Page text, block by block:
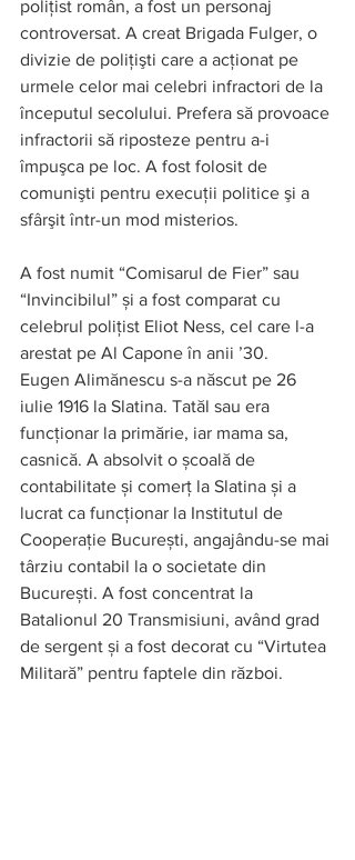
poliţist român, a fost un personaj
controversat. A creat Brigada Fulger, o
divizie de poliţişti care a acţionat pe
urmele celor mai celebri infractori de la
începutul secolului. Prefera să provoace
infractorii să riposteze pentru a-i
împuşca pe loc. A fost folosit de
comunişti pentru execuţii politice şi a
sfârşit într-un mod misterios.
A fost numit “Comisarul de Fier” sau
“Invincibilul” și a fost comparat cu
celebrul polițist Eliot Ness, cel care l-a
arestat pe Al Capone în anii ’30.
Eugen Alimănescu s-a născut pe 26
iulie 1916 la Slatina. Tatăl sau era
funcționar la primărie, iar mama sa,
casnică. A absolvit o școală de
contabilitate și comerț la Slatina și a
lucrat ca funcționar la Institutul de
Cooperație București, angajându-se mai
târziu contabil la o societate din
București. A fost concentrat la
Batalionul 20 Transmisiuni, având grad
de sergent și a fost decorat cu “Virtutea
Militară” pentru faptele din război.